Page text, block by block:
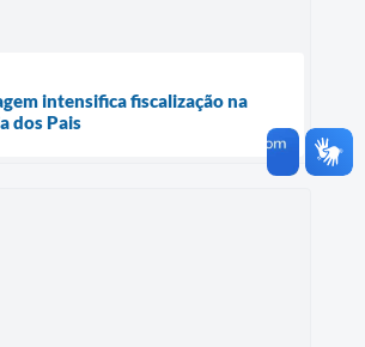
intensifica fiscalização na
dos Pais